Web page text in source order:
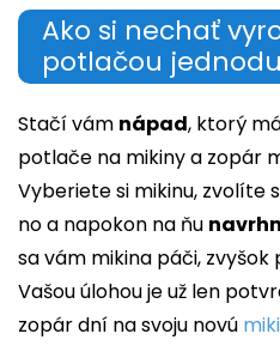
Ako si nechať
potlačou
Stačí vám nápad, ktorý
potlače na mikiny a zopár
Vyberiete si mikinu, zvolíte
no a napokon na ňu
sa vám mikina páči,
Vašou úlohou je už len
zopár dní na svoju novú